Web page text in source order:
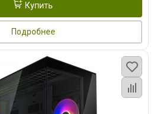
Купить
Подробнее